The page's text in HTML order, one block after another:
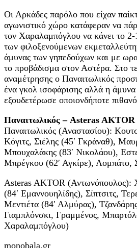
Οι Αρκάδες παρόλο που είχαν
αγωνιστικό χώρο κατάφεραν να
τον Χαραλαμπόγλου να κάνει το 2-
των φιλοξενούμενων
άμυνας των γηπεδούχων και με
το προβάδισμα στον Αστέρα. Στο
αναμέτρησης ο Παναιτωλικός
ένα γκολ ισοφάρισης αλλά η
εξουδετέρωσε οποιονδήποτε
Παναιτωλικός – Asteras AKTOR
Παναιτωλικός (Αναστασίου):
Κόγιτς, Σιέλης (45′ Γκράναθ),
Μπουχαλάκης (83′ Νικολάου),
Μπρέγκου (62′ Αγκίρε), Λομπάτο,
Asteras AKTOR (Αντωνόπουλος):
(84′ Εμαννουηλίδης), Σίπτσιτς,
Μεντιέτα (84′ Αλμύρας),
Γιαμπλόνσκι, Γραμμένος,
Χαραλαμπόγλου)
monobala.gr